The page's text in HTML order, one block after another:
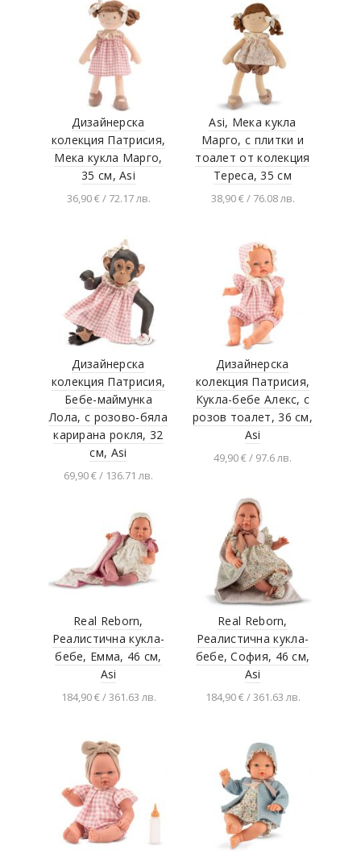
Bonikka
Kinderkraft
Cosatto
HAO XIANG
Black Sea Puzzles
DinosArt
Karactermania
Hoogar Kids
Micki PIPPI
Lifestyle Boardgames
Ghiozdan
CherryPazzi
PlanToys
Tookyland
Ginger Home
BACKUP
Paso
Santoro Gorjuss
Top Kids
Cerda
Besties
FAUNICA
Дизайнерска
колекция Патрисия,
Мека кукла Марго,
35 см, Asi
36,90 € / 72.17 лв.
количката
Asi, Мека кукла
Марго, с плитки и
тоалет от колекция
Тереса, 35 см
38,90 € / 76.08 лв.
Дизайнерска
колекция Патрисия,
Бебе-маймунка
Лола, с розово-бяла
карирана рокля, 32
см, Asi
69,90 € / 136.71 лв.
количката
Дизайнерска
колекция Патрисия,
Кукла-бебе Алекс, с
розов тоалет, 36 см,
Asi
49,90 € / 97.6 лв.
количката
Real Reborn,
Реалистична кукла-
бебе, Емма, 46 см,
Asi
184,90 € / 361.63 лв.
Real Reborn,
Реалистична кукла-
бебе, София, 46 см,
Asi
184,90 € / 361.63 лв.